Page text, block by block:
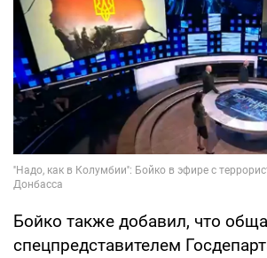
Бойко также добавил, что
спецпредставителем